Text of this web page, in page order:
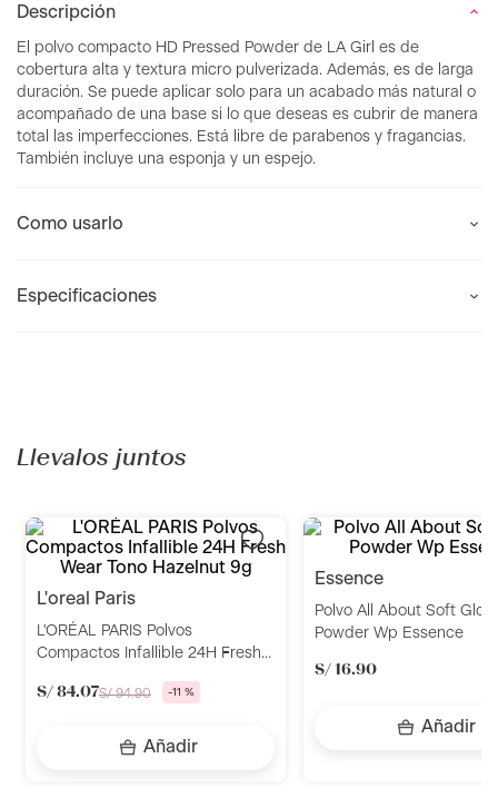
Descripción
El polvo compacto HD Pressed Powder de LA Girl es de
cobertura alta y textura micro pulverizada. Además, es de larga
duración. Se puede aplicar solo para un acabado más natural o
acompañado de una base si lo que deseas es cubrir de manera
total las imperfecciones. Está libre de parabenos y fragancias.
También incluye una esponja y un espejo.
Como usarlo
Especificaciones
L'ORÉAL PARIS Polvos
Compactos Infallible 24H Fresh
S/ 84.07S/ 94.90
Añadir
Polvo Traslúcido All
Fixing Compact Powder
8gr Essence